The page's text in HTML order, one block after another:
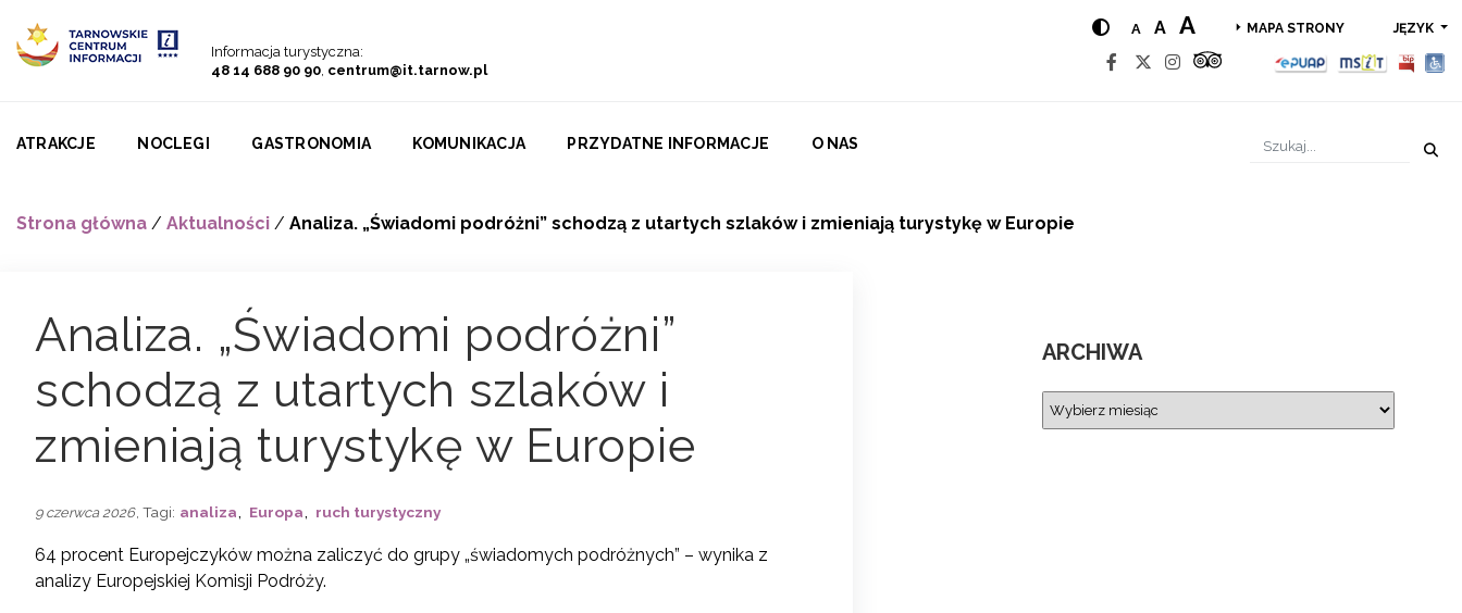
Informacja turystyczna:
48 14 688 90 90, centrum@it.tarnow.pl
A A A MAPA STRONY JĘZYK
ATRAKCJE NOCLEGI GASTRONOMIA KOMUNIKACJA PRZYDATNE INFORMACJE O NAS
Strona główna / Aktualności / Analiza. „Świadomi podróżni” schodzą z utartych szlaków i zmieniają turystykę w Europie
Analiza. „Świadomi podróżni”
schodzą z utartych szlaków i
zmieniają turystykę w Europie
9 czerwca 2026 , Tagi: analiza, Europa, ruch turystyczny
64 procent Europejczyków można zaliczyć do grupy „świadomych podróżnych” – wynika z
analizy Europejskiej Komisji Podróży.
ARCHIWA